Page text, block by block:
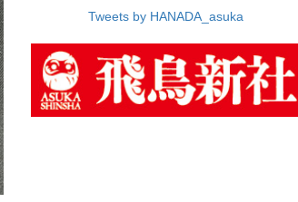
Tweets by HANADA_asuka